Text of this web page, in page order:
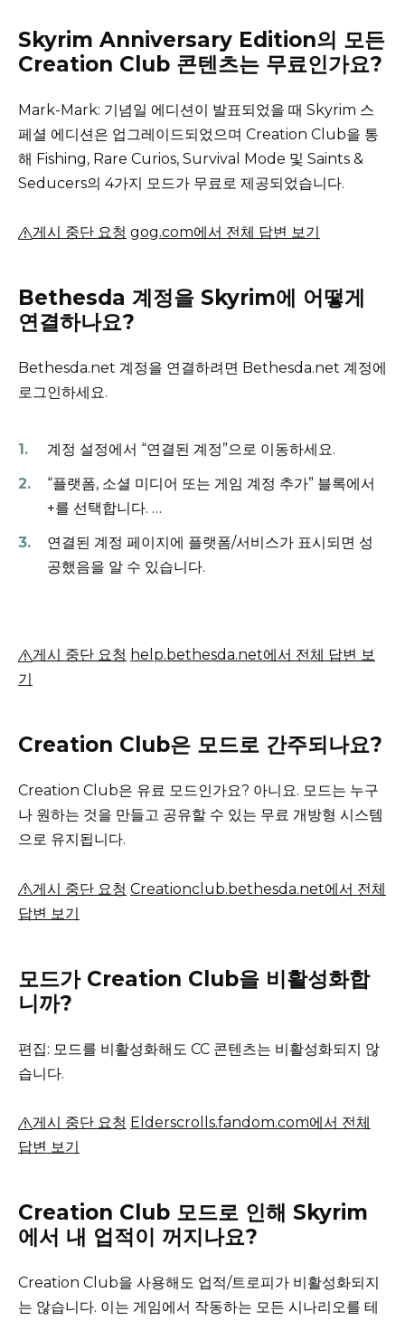
Skyrim Anniversary Edition의 모든
Creation Club 콘텐츠는 무료인가요?
Mark-Mark: 기념일 에디션이 발표되었을 때 Skyrim 스
페셜 에디션은 업그레이드되었으며 Creation Club을 통
해 Fishing, Rare Curios, Survival Mode 및 Saints &
Seducers의 4가지 모드가 무료로 제공되었습니다.
게시 중단 요청 gog.com에서 전체 답변 보기
Bethesda 계정을 Skyrim에 어떻게
연결하나요?
Bethesda.net 계정을 연결하려면 Bethesda.net 계정에
로그인하세요.
계정 설정에서 “연결된 계정”으로 이동하세요.
“플랫폼, 소셜 미디어 또는 게임 계정 추가” 블록에서
+를 선택합니다. …
연결된 계정 페이지에 플랫폼/서비스가 표시되면 성
공했음을 알 수 있습니다.
게시 중단 요청 help.bethesda.net에서 전체 답변 보
기
Creation Club은 모드로 간주되나요?
Creation Club은 유료 모드인가요? 아니요. 모드는 누구
나 원하는 것을 만들고 공유할 수 있는 무료 개방형 시스템
으로 유지됩니다.
게시 중단 요청 Creationclub.bethesda.net에서 전체
답변 보기
모드가 Creation Club을 비활성화합
니까?
편집: 모드를 비활성화해도 CC 콘텐츠는 비활성화되지 않
습니다.
게시 중단 요청 Elderscrolls.fandom.com에서 전체
답변 보기
Creation Club 모드로 인해 Skyrim
에서 내 업적이 꺼지나요?
Creation Club을 사용해도 업적/트로피가 비활성화되지
는 않습니다. 이는 게임에서 작동하는 모든 시나리오를 테